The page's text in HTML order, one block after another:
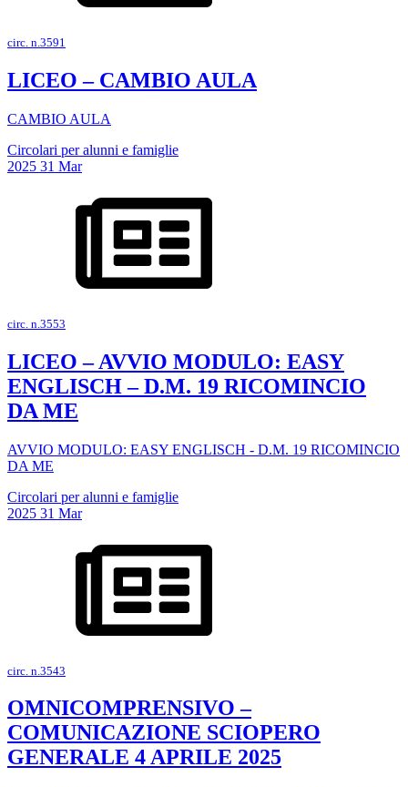
circ. n.3591
LICEO – CAMBIO AULA
CAMBIO AULA
Circolari per alunni e famiglie
2025 31 Mar
circ. n.3553
LICEO – AVVIO MODULO: EASY
ENGLISCH – D.M. 19 RICOMINCIO
DA ME
AVVIO MODULO: EASY ENGLISCH - D.M. 19 RICOMINCIO
DA ME
Circolari per alunni e famiglie
2025 31 Mar
circ. n.3543
OMNICOMPRENSIVO –
COMUNICAZIONE SCIOPERO
GENERALE 4 APRILE 2025